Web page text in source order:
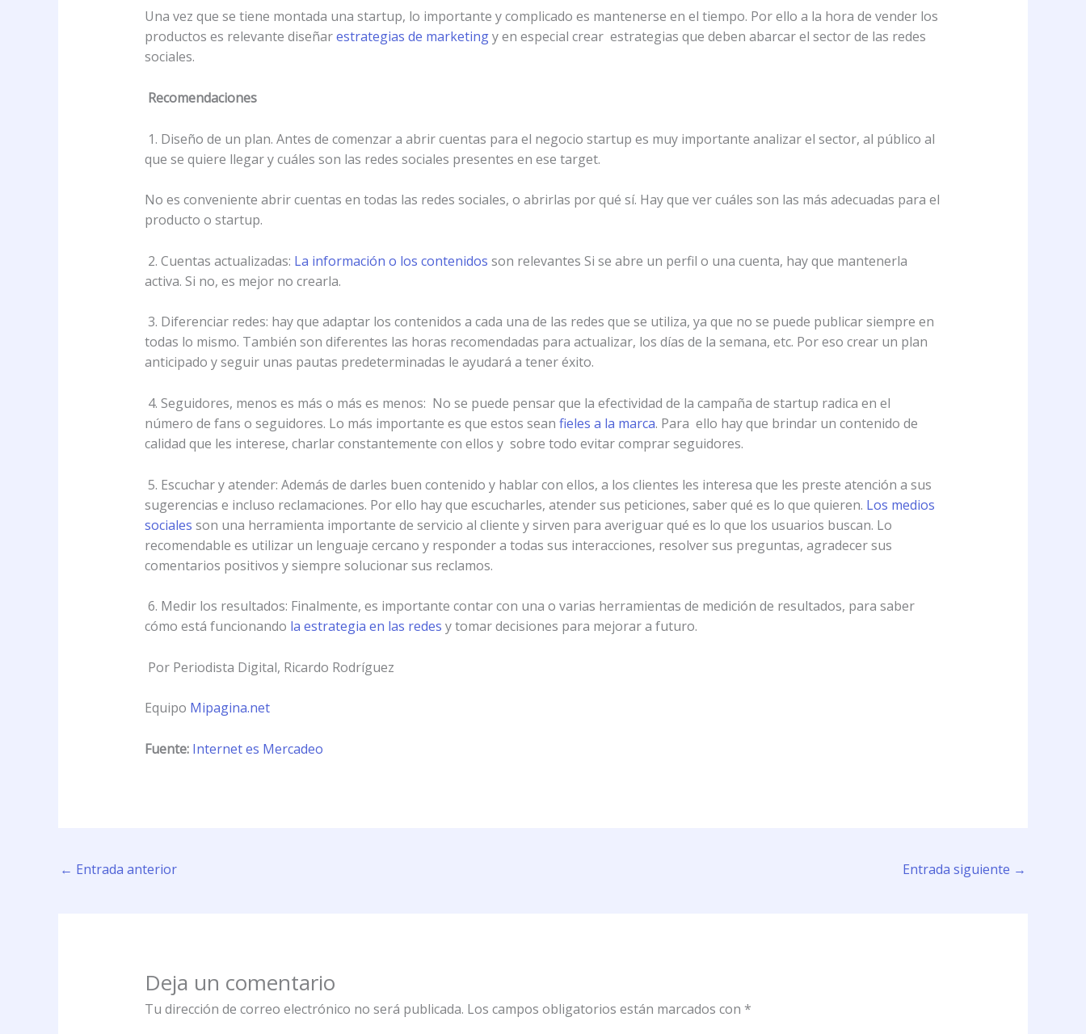
Una vez que se tiene montada una startup, lo importante y complicado es mantenerse en el tiempo. Por ello a la hora de vender los
productos es relevante diseñarestrategias de marketingy en especial crear estrategias que deben abarcar el sector de las redes
sociales.
Recomendaciones
1. Diseño de un plan. Antes de comenzar a abrir cuentas para el negocio startup es muy importante analizar el sector, al público al
que se quiere llegar y cuáles son las redes sociales presentes en ese target.
No es conveniente abrir cuentas en todas las redes sociales, o abrirlas por qué sí. Hay que ver cuáles son las más adecuadas para el
producto o startup.
2. Cuentas actualizadas: La información o los contenidos son relevantes Si se abre un perfil o una cuenta, hay que mantenerla
activa. Si no, es mejor no crearla.
3. Diferenciar redes: hay que adaptar los contenidos a cada una de las redes que se utiliza, ya que no se puede publicar siempre en
todas lo mismo. También son diferentes las horas recomendadas para actualizar, los días de la semana, etc. Por eso crear un plan
anticipado y seguir unas pautas predeterminadas le ayudará a tener éxito.
4. Seguidores, menos es más o más es menos: No se puede pensar que la efectividad de la campaña de startup radica en el
número de fans o seguidores. Lo más importante es que estos sean fieles a la marca. Para ello hay que brindar un contenido de
calidad que les interese, charlar constantemente con ellos y sobre todo evitar comprar seguidores.
5. Escuchar y atender: Además de darles buen contenido y hablar con ellos, a los clientes les interesa que les preste atención a sus
sugerencias e incluso reclamaciones. Por ello hay que escucharles, atender sus peticiones, saber qué es lo que quieren. Los medios
sociales son una herramienta importante de servicio al cliente y sirven para averiguar qué es lo que los usuarios buscan. Lo
recomendable es utilizar un lenguaje cercano y responder a todas sus interacciones, resolver sus preguntas, agradecer sus
comentarios positivos y siempre solucionar sus reclamos.
6. Medir los resultados: Finalmente, es importante contar con una o varias herramientas de medición de resultados, para saber
cómo está funcionando la estrategia en las redes y tomar decisiones para mejorar a futuro.
Por Periodista Digital, Ricardo Rodríguez
Equipo Mipagina.net
Fuente: Internet es Mercadeo
← Entrada anterior Entrada siguiente →
Deja un comentario
Tu dirección de correo electrónico no será publicada. Los campos obligatorios están marcados con *